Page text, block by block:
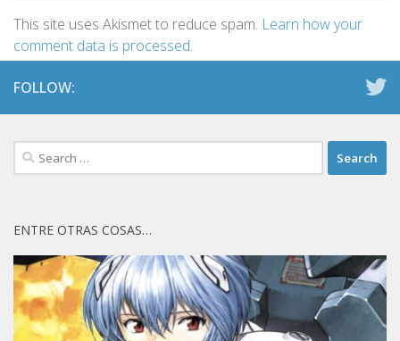
This site uses Akismet to reduce spam. Learn how your
comment data is processed.
FOLLOW:
Search
for:
ENTRE OTRAS COSAS…